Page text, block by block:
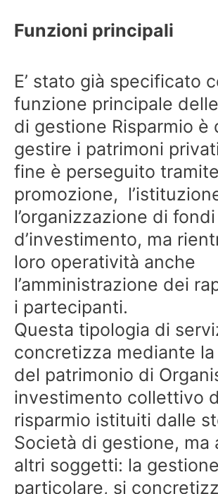
Funzioni principali
E’ stato già specificato
funzione principale
di gestione Risparmio è
gestire i patrimoni
fine è perseguito
promozione,
l’organizzazione di
d’investimento, ma
loro operatività anche
l’amministrazione dei
i partecipanti.
Questa tipologia di
concretizza mediante
del patrimonio di
investimento collettivo
risparmio istituiti dalle
Società di gestione, ma
altri soggetti: la
particolare, si